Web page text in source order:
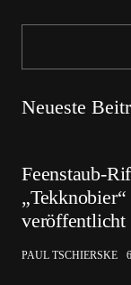
Neueste
Feenstaub-
veröffentlicht
PAUL TSCHIERSKE